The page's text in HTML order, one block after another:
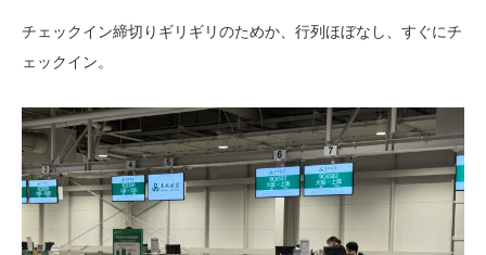
チェックイン締切りギリギリのためか、行列ほぼなし、すぐにチ
ェックイン。